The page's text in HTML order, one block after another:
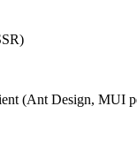
(Ant Design, MUI